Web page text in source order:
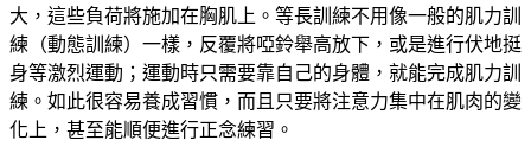
大，這些負荷將施加在胸肌上。等長訓練不用像一般的肌力訓
練（動態訓練）一樣，反覆將啞鈴舉高放下，或是進行伏地挺
身等激烈運動；運動時只需要靠自己的身體，就能完成肌力訓
練。如此很容易養成習慣，而且只要將注意力集中在肌肉的變
化上，甚至能順便進行正念練習。